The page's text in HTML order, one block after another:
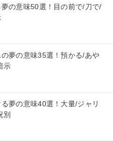
夢の意味50選！目の前で/刀で/
の夢の意味35選！預かる/あや
示
る夢の意味40選！大量/ジャリ
別